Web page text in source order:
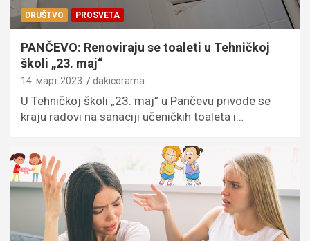
DRUŠTVO PROSVETA
PANČEVO: Renoviraju se toaleti u Tehničkoj
školi „23. maj“
14. март 2023. dakicorama
U Tehničkoj školi „23. maj” u Pančevu privode se
kraju radovi na sanaciji učeničkih toaleta i…